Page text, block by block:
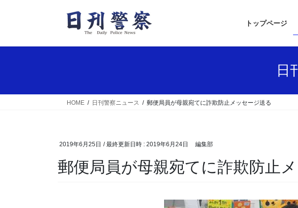
トップページ
日
HOME 日刊警察ニュース 郵便局員が母親宛てに詐欺防止メッセージ送る
2019年6月25日 / 最終更新日時 : 2019年6月24日 編集部
郵便局員が母親宛てに詐欺防止